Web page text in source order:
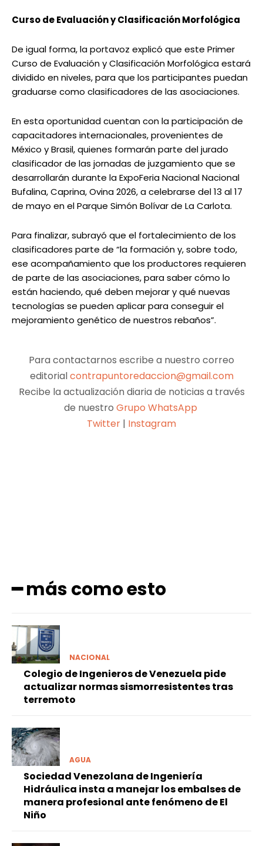
Curso de Evaluación y Clasificación Morfológica
De igual forma, la portavoz explicó que este Primer
Curso de Evaluación y Clasificación Morfológica estará
dividido en niveles, para que los participantes puedan
graduarse como clasificadores de las asociaciones.
En esta oportunidad cuentan con la participación de
capacitadores internacionales, provenientes de
México y Brasil, quienes formarán parte del jurado
clasificador de las jornadas de juzgamiento que se
desarrollarán durante la ExpoFeria Nacional Nacional
Bufalina, Caprina, Ovina 2026, a celebrarse del 13 al 17
de mayo en el Parque Simón Bolívar de La Carlota.
Para finalizar, subrayó que el fortalecimiento de los
clasificadores parte de “la formación y, sobre todo,
ese acompañamiento que los productores requieren
de parte de las asociaciones, para saber cómo lo
están haciendo, qué deben mejorar y qué nuevas
tecnologías se pueden aplicar para conseguir el
mejoramiento genético de nuestros rebaños”.
Para contactarnos escribe a nuestro correo
editorialcontrapuntoredaccion@gmail.com
Recibe la actualización diaria de noticias a través
de nuestro Grupo WhatsApp
Twitter | Instagram
━ más como esto
NACIONAL
Colegio de Ingenieros de Venezuela pide
actualizar normas sismorresistentes tras
terremoto
AGUA
Sociedad Venezolana de Ingeniería
Hidráulica insta a manejar los embalses de
manera profesional ante fenómeno de El
Niño